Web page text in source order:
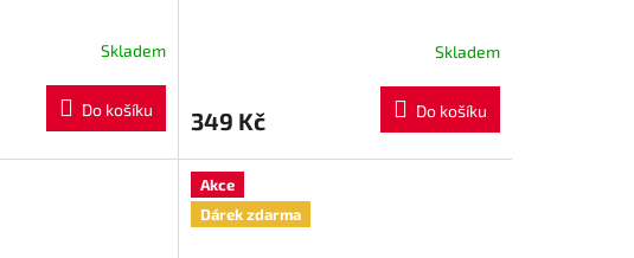
Skladem
Do košíku
Skladem
349 Kč Do košíku
Akce
Dárek zdarma